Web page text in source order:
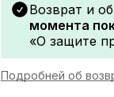
Возврат и
момента
«О защите
Подробней об